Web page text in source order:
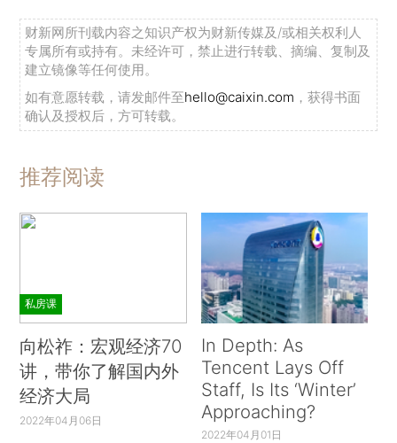
财新网所刊载内容之知识产权为财新传媒及/或相关权利人
专属所有或持有。未经许可，禁止进行转载、摘编、复制及
建立镜像等任何使用。
如有意愿转载，请发邮件至hello@caixin.com ，获得书面
确认及授权后，方可转载。
推荐阅读
私房课
向松祚：宏观经济70
讲，带你了解国内外
经济大局
2022年04月06日
In Depth: As
Tencent Lays Off
Staff, Is Its ‘Winter’
Approaching?
2022年04月01日